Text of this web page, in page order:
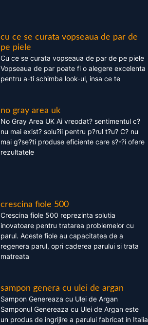
cu ce se curata vopseaua de par de
pe piele
Cu ce se curata vopseaua de par de pe piele
Vopseaua de par poate fi o alegere excelenta
pentru a-ti schimba look-ul, insa ce te
no gray area uk
No Gray Area UK Ai vreodat? sentimentul c?
nu mai exist? solu?ii pentru p?rul t?u? C? nu
mai g?se?ti produse eficiente care s?-?i ofere
rezultatele
crescina fiole 500
Crescina fiole 500 reprezinta solutia
inovatoare pentru tratarea problemelor cu
parul. Aceste fiole au capacitatea de a
regenera parul, opri caderea parului si trata
matreata
sampon genera cu ulei de argan
Sampon Genereaza cu Ulei de Argan
Samponul Genereaza cu Ulei de Argan este
un produs de ingrijire a parului fabricat in Italia